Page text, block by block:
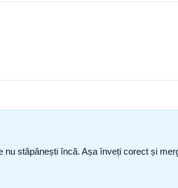
stăpânești încă. Așa înveți corect și